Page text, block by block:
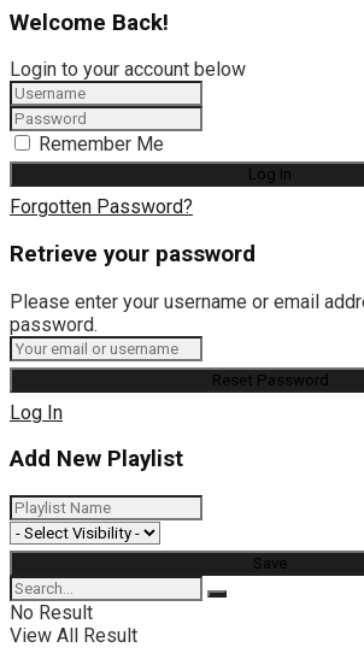
Welcome Back!
Login to your account below
Remember Me
Forgotten Password?
Retrieve your password
Please enter your username or email
password.
Log In
Add New Playlist
No Result
View All Result